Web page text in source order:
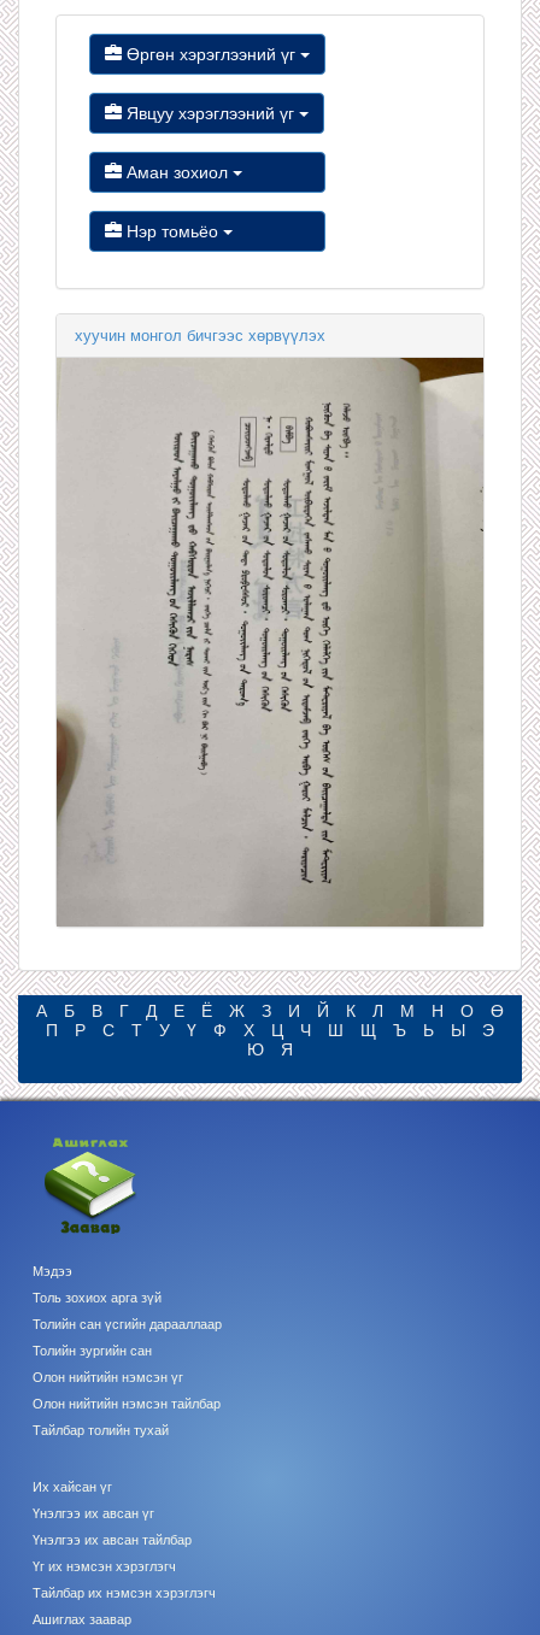
Өргөн хэрэглээний үг
Явцуу хэрэглээний үг
Аман зохиол
Нэр томьёо
хуучин монгол бичгээс хөрвүүлэх
А Б В Г Д Е Ё Ж З И Й К Л М Н О
Ө
П
Р С Т У Ү Ф Х Ц Ч Ш Щ Ъ Ь Ы
Э
Ю
Я
Мэдээ
Толь зохиох арга зүй
Толийн сан үсгийн дарааллаар
Толийн зургийн сан
Олон нийтийн нэмсэн үг
Олон нийтийн нэмсэн тайлбар
Тайлбар толийн тухай
Их хайсан үг
Үнэлгээ их авсан үг
Үнэлгээ их авсан тайлбар
Үг их нэмсэн хэрэглэгч
Тайлбар их нэмсэн хэрэглэгч
Ашиглах заавар